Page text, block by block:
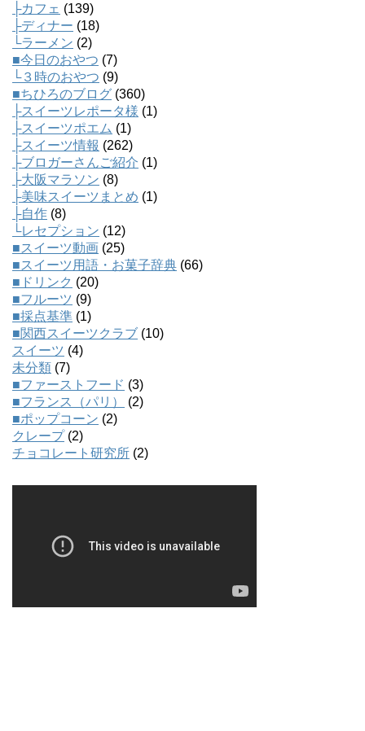
├カフェ (139)
├ディナー (18)
└ラーメン (2)
■今日のおやつ (7)
└３時のおやつ (9)
■ちひろのブログ (360)
├スイーツレポータ様 (1)
├スイーツポエム (1)
├スイーツ情報 (262)
├ブロガーさんご紹介 (1)
├大阪マラソン (8)
├美味スイーツまとめ (1)
├自作 (8)
└レセプション (12)
■スイーツ動画 (25)
■スイーツ用語・お菓子辞典 (66)
■ドリンク (20)
■フルーツ (9)
■採点基準 (1)
■関西スイーツクラブ (10)
スイーツ (4)
未分類 (7)
■ファーストフード (3)
■フランス（パリ）
(2)
■ポップコーン (2)
クレープ(2)
チョコレート研究所 (2)